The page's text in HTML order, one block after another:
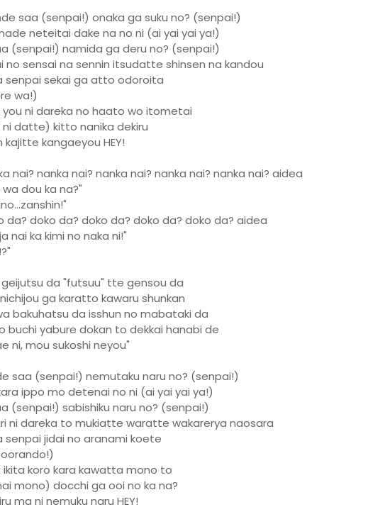
saa (senpai!) onaka ga suku no? (senpai!)
neteitai dake na no ni (ai yai yai ya!)
(senpai!) namida ga deru no? (senpai!)
no sensai na sennin itsudatte shinsen na kandou
senpai sekai ga atto odoroita
wa!)
ni dareka no haato wo itometai
datte) kitto nanika dekiru
kajitte kangaeyou HEY!
nai? nanka nai? nanka nai? nanka nai? nanka nai? aidea
dou ka na?"
da? doko da? doko da? doko da? doko da? aidea
nai ka kimi no naka ni!"
geijutsu da "futsuu" tte gensou da
ga karatto kawaru shunkan
bakuhatsu da isshun no mabataki da
buchi yabure dokan to dekkai hanabi de
ni, mou sukoshi neyou"
saa (senpai!) nemutaku naru no? (senpai!)
ippo mo detenai no ni (ai yai yai ya!)
(senpai!) sabishiku naru no? (senpai!)
ni dareka to mukiatte waratte wakarerya naosara
senpai jidai no aranami koete
koro kara kawatta mono to
mono) docchi ga ooi no ka na?
ma ni nemuku naru HEY!